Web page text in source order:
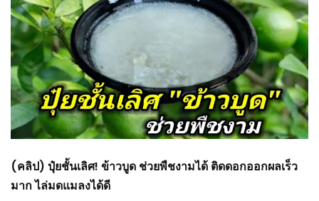
(คลิป) ปุ๋ยชั้นเลิศ! ข้าวบูด ช่วยพืชงามได้ ติดดอกออกผลเร็ว
มาก ไล่มดแมลงได้ดี